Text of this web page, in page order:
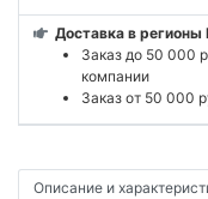
Доставка в регионы
Заказ до 50 000
компании
Заказ от 50 000
Описание и